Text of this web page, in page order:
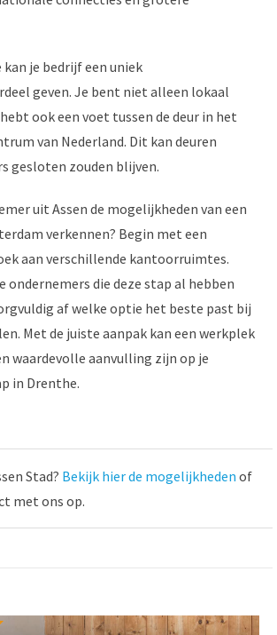
je bedrijf een uniek
geven. Je bent niet alleen lokaal
ook een voet tussen de deur in het
van Nederland. Dit kan deuren
gesloten zouden blijven.
uit Assen de mogelijkheden van een
verkennen? Begin met een
aan verschillende kantoorruimtes.
ondernemers die deze stap al hebben
af welke optie het beste past bij
Met de juiste aanpak kan een werkplek
waardevolle aanvulling zijn op je
in Drenthe.
Stad? Bekijk hier de mogelijkheden of
met ons op.